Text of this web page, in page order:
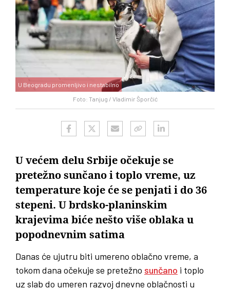
Foto: Tanjug / Vladimir Šporčić
U Beogradu promenljivo i nestabilno
U većem delu Srbije očekuje se
pretežno sunčano i toplo vreme, uz
temperature koje će se penjati i do 36
stepeni. U brdsko-planinskim
krajevima biće nešto više oblaka u
popodnevnim satima
Danas će ujutru biti umereno oblačno vreme, a
tokom dana očekuje se pretežno sunčano i toplo
uz slab do umeren razvoj dnevne oblačnosti u